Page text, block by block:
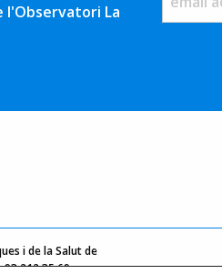
l'Observatori La
i de la Salut de
212 35 69